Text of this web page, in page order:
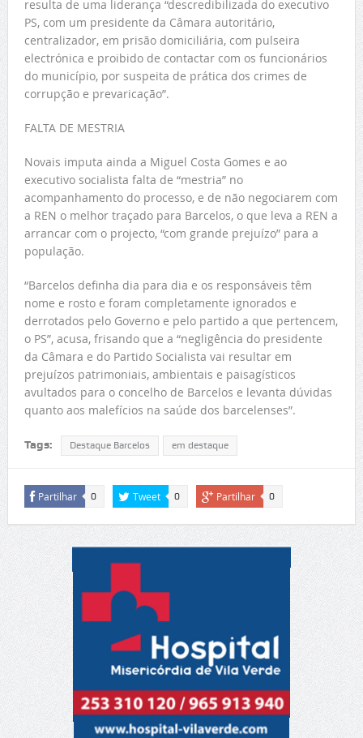
resulta de uma liderança “descredibilizada do executivo
PS, com um presidente da Câmara autoritário,
centralizador, em prisão domiciliária, com pulseira
electrónica e proibido de contactar com os funcionários
do município, por suspeita de prática dos crimes de
corrupção e prevaricação”.
FALTA DE MESTRIA
Novais imputa ainda a Miguel Costa Gomes e ao
executivo socialista falta de “mestria” no
acompanhamento do processo, e de não negociarem com
a REN o melhor traçado para Barcelos, o que leva a REN a
arrancar com o projecto, “com grande prejuízo” para a
população.
“Barcelos definha dia para dia e os responsáveis têm
nome e rosto e foram completamente ignorados e
derrotados pelo Governo e pelo partido a que pertencem,
o PS”, acusa, frisando que a “negligência do presidente
da Câmara e do Partido Socialista vai resultar em
prejuízos patrimoniais, ambientais e paisagísticos
avultados para o concelho de Barcelos e levanta dúvidas
quanto aos malefícios na saúde dos barcelenses”.
Tags: Destaque Barcelos em destaque
Partilhar 0 Tweet 0 Partilhar 0